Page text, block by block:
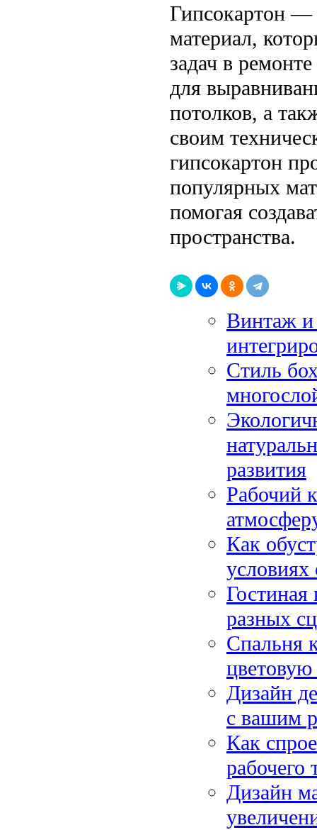
Гипсокартон —
материал,
задач в
для
потолков, а
своим
гипсокартон
популярных
помогая
пространства.
Винтаж и
Стиль
развития
Рабочий
Как
условиях
Гостиная
разных
Спальня
Дизайн
с вашим
Как
рабочего
Дизайн